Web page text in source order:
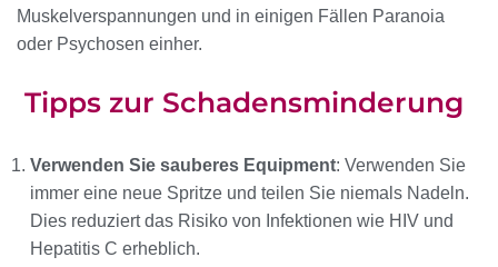
Muskelverspannungen und in einigen Fällen Paranoia
oder Psychosen einher.
Tipps zur Schadensminderung
Verwenden Sie sauberes Equipment: Verwenden Sie
immer eine neue Spritze und teilen Sie niemals Nadeln.
Dies reduziert das Risiko von Infektionen wie HIV und
Hepatitis C erheblich.